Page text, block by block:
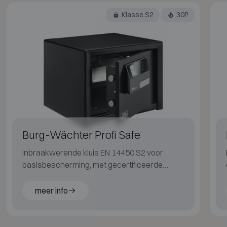
Klasse S2 30P
Burg-Wächter Profi Safe
Inbraakwerende kluis EN 14450 S2 voor
basisbescherming, met gecertificeerde
meer info